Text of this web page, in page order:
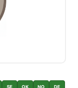
SE OK NO DE